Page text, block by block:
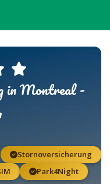
in Montreal -
Stornoversicherung
Park4Night